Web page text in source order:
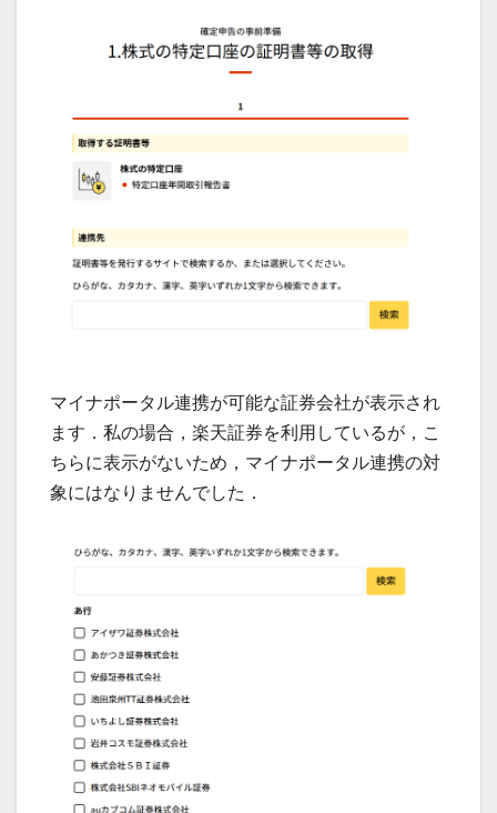
マイナポータル連携が可能な証券会社が表示され
ます．私の場合，楽天証券を利用しているが，こ
ちらに表示がないため，マイナポータル連携の対
象にはなりませんでした．